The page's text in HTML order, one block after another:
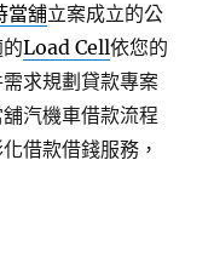
當舖立案成立的公
的Load Cell依您的
求規劃貸款專案
汽機車借款流程
借款借錢服務，